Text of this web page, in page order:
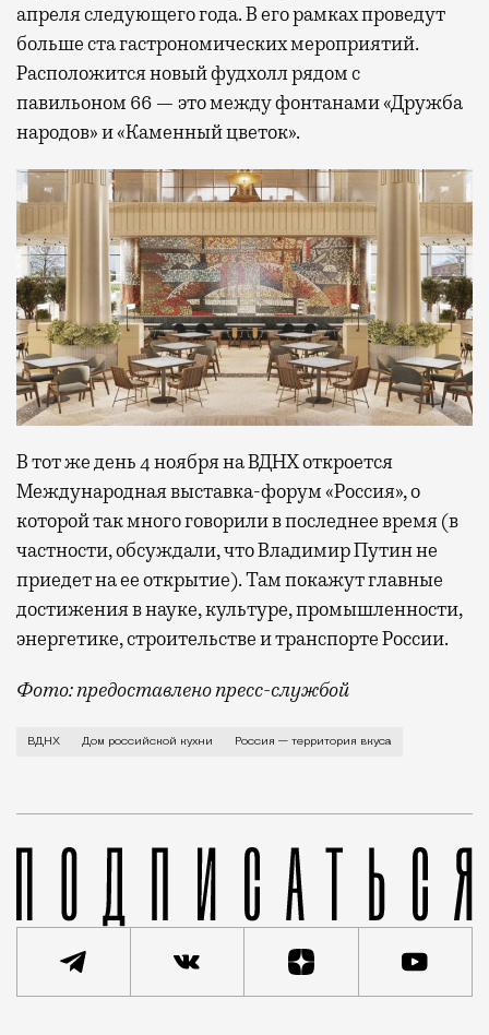
апреля следующего года. В его рамках проведут
больше ста гастрономических мероприятий.
Расположится новый фудхолл рядом с
павильоном 66 — это между фонтанами «Дружба
народов» и «Каменный цветок».
В тот же день 4 ноября на ВДНХ откроется
Международная выставка-форум «Россия», о
которой так много говорили в последнее время (в
частности, обсуждали, что Владимир Путин не
приедет на ее открытие). Там покажут главные
достижения в науке, культуре, промышленности,
энергетике, строительстве и транспорте России.
Фото: предоставлено пресс-службой
На ВДНХ появится еще один фудхолл от
ВДНХ Дом российской кухни Россия — территория вкуса